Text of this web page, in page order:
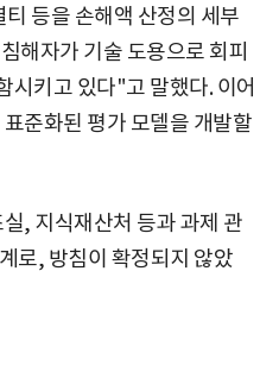
등을 손해액 산정의 세부
해자가 기술 도용으로 회피
시키고 있다"고 말했다. 이어
준화된 평가 모델을 개발할
, 지식재산처 등과 과제 관
로, 방침이 확정되지 않았